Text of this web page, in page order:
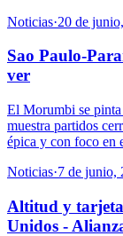
Noticias·20 de
Sao Paulo-
ver
El Morumbi se pinta
muestra partidos
épica y con foco en
Noticias·7 de junio,
Altitud y
Unidos -